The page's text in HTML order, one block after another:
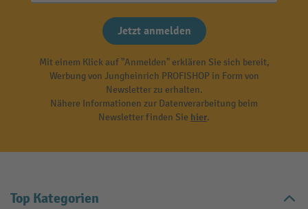
Jetzt anmelden
Mit einem Klick auf "Anmelden" erklären Sie sich bereit,
Werbung von Jungheinrich PROFISHOP in Form von
Newsletter zu erhalten.
Nähere Informationen zur Datenverarbeitung beim
Newsletter finden Sie hier.
Top Kategorien